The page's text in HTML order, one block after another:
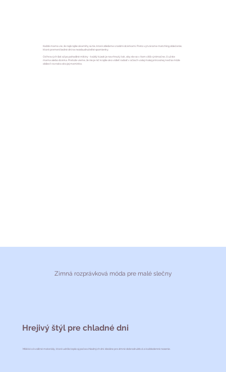
Každá mama vie, že najkrajšie okamihy sú tie, ktoré zdieľame s našimi dcérkami. Preto vytvárame matching oblečenie,
ktoré premení bežné dni na nezabudnuteľné spomienky.
Od hravých šiat až po pohodlné mikiny - každý kúsok je navrhnutý tak, aby ste sa v ňom cítili výnimočne, či už ste
mama alebo dcérka. Pretože vieme, že nie je nič krajšie ako vidieť radosť v očiach vašej malej princeznej, keď sa môže
obliecť rovnako ako jej maminka.
Zimná rozprávková móda pre malé slečny
Hrejivý štýl pre chladné dni
Mäkké a kvalitné materiály, ktoré udržia teplo aj počas chladných dní. Ideálne pre zimné dobrodružstvá a každodenné nosenie.